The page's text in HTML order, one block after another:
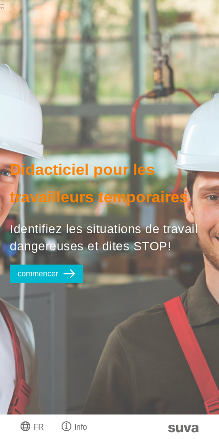
Didacticiel pour les
travailleurs temporaires
Identifiez les situations de travail
dangereuses et dites STOP!
commencer
;
FR Info
;